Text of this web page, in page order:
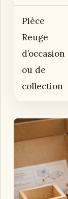
Pièce
Reuge
d’occasion
ou de
collection